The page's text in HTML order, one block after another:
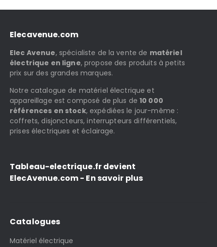
Elecavenue.com
Elec Avenue, spécialiste de la vente de matériel
électrique en ligne, propose des produits à petits
prix sur des grandes marques.
Notre catalogue de matériel électrique et
appareillage est composé de plus de10 000
références en stock, expédiées le jour-même :
coffrets, disjoncteurs, interrupteurs différentiels,
prises électriques et éclairage.
Tableau-electrique.fr devient
ElecAvenue.com - En savoir plus
Catalogues
Matériel électrique